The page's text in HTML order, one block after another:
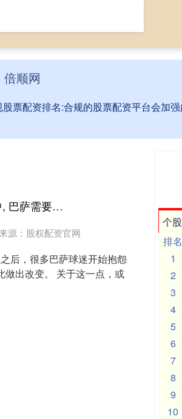
倍顺网
票配资排名:合规的股票配资平台会加
同翔网 当阿劳霍迷失在动脑造越位的工作中, 巴萨需要买个新中卫
源：股权配资官网
后，很多巴萨球迷开始抱怨
做出改变。 关于这一点，或
个
排名
1
2
3
4
5
6
7
8
9
10